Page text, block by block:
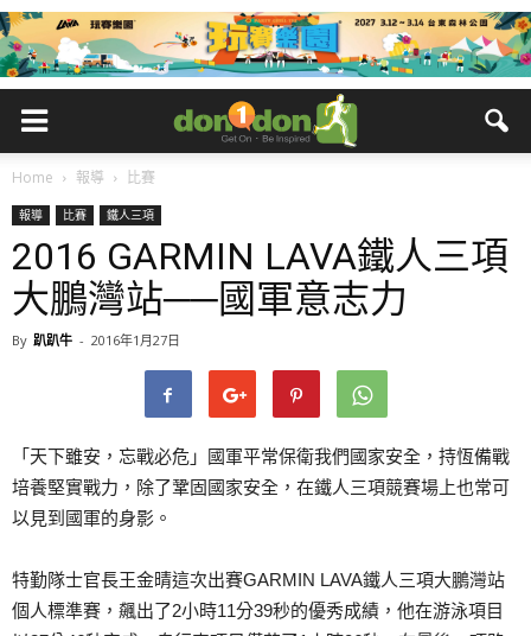
Home 報導 比賽
報導 比賽 鐵人三項
2016 GARMIN LAVA鐵人三項
大鵬灣站──國軍意志力
By 趴趴牛 - 2016年1月27日
「天下雖安，忘戰必危」國軍平常保衛我們國家安全，持恆備戰
培養堅實戰力，除了鞏固國家安全，在鐵人三項競賽場上也常可
以見到國軍的身影。
特勤隊士官長王金晴這次出賽GARMIN LAVA鐵人三項大鵬灣站
個人標準賽，飆出了2小時11分39秒的優秀成績，他在游泳項目